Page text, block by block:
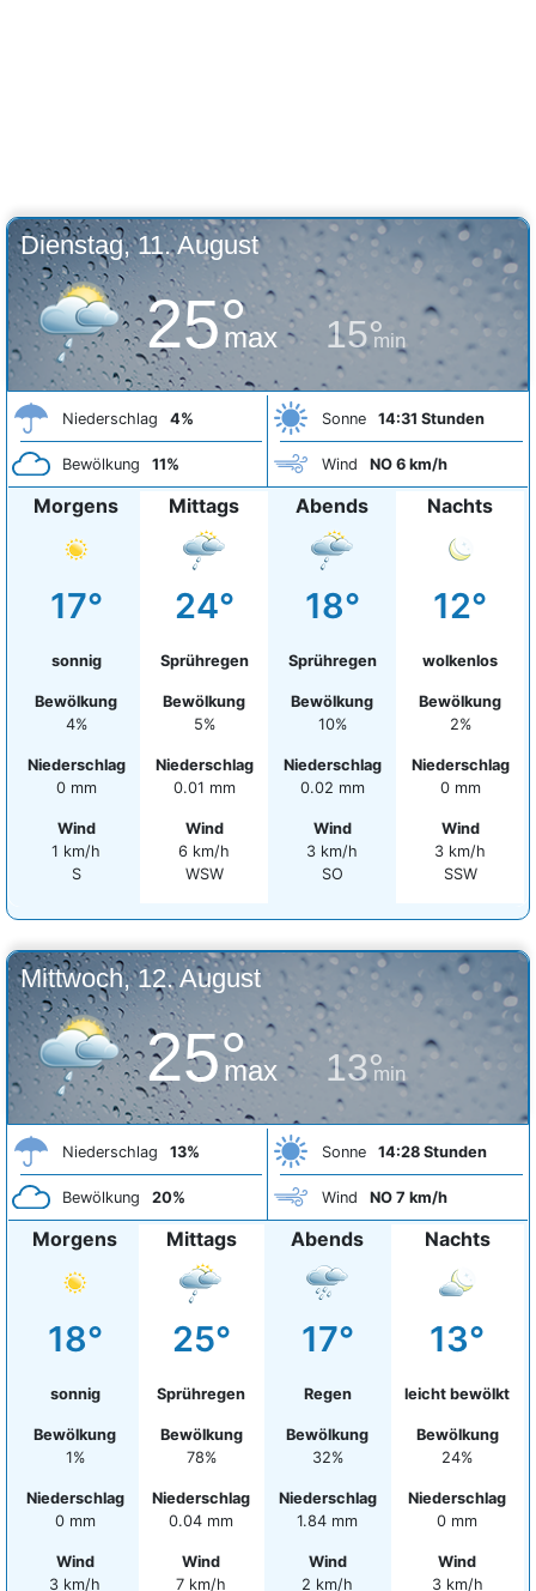
Dienstag, 11. August
25°
max 15°
min
Niederschlag 4%
Bewölkung 11%
Sonne 14:31 Stunden
Wind NO 6 km/h
Morgens
17°
sonnig
Bewölkung
4%
Niederschlag
0 mm
Wind
1 km/h
S
Mittags
24°
Sprühregen
Bewölkung
5%
Niederschlag
0.01 mm
Wind
6 km/h
WSW
Abends
18°
Sprühregen
Bewölkung
10%
Niederschlag
0.02 mm
Wind
3 km/h
SO
Nachts
12°
wolkenlos
Bewölkung
2%
Niederschlag
0 mm
Wind
3 km/h
SSW
Mittwoch, 12. August
25°
max 13°
min
Niederschlag 13%
Bewölkung 20%
Sonne 14:28 Stunden
Wind NO 7 km/h
Morgens
18°
sonnig
Bewölkung
1%
Niederschlag
0 mm
Wind
3 km/h
Mittags
25°
Sprühregen
Bewölkung
78%
Niederschlag
0.04 mm
Wind
7 km/h
Abends
17°
Regen
Bewölkung
32%
Niederschlag
1.84 mm
Wind
2 km/h
Nachts
13°
leicht bewölkt
Bewölkung
24%
Niederschlag
0 mm
Wind
3 km/h